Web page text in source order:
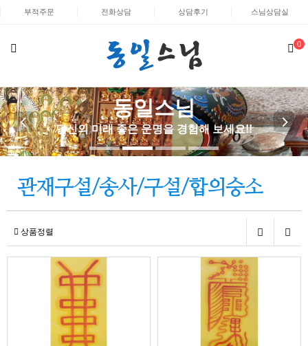
부적주문 전화상담 상담후기 스님상담실
0
동일스님
당신의 미래 좋은 운명을 경험해 보세요!!
관재구설/송사/구설/합의승소
상품정렬